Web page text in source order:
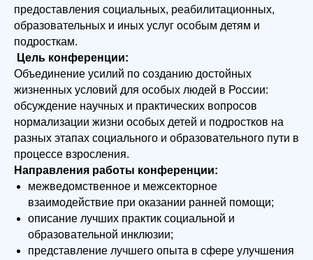
предоставления социальных, реабилитационных,
образовательных и иных услуг особым детям и
подросткам.
Цель конференции:
Объединение усилий по созданию достойных
жизненных условий для особых людей в России:
обсуждение научных и практических вопросов
нормализации жизни особых детей и подростков на
разных этапах социального и образовательного пути в
процессе взросления.
Направления работы конференции:
межведомственное и межсекторное
взаимодействие при оказании ранней помощи;
описание лучших практик социальной и
образовательной инклюзии;
представление лучшего опыта в сфере улучшения